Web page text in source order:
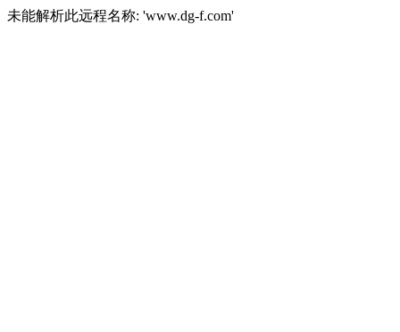
未能解析此远程名称: 'www.dg-f.com'